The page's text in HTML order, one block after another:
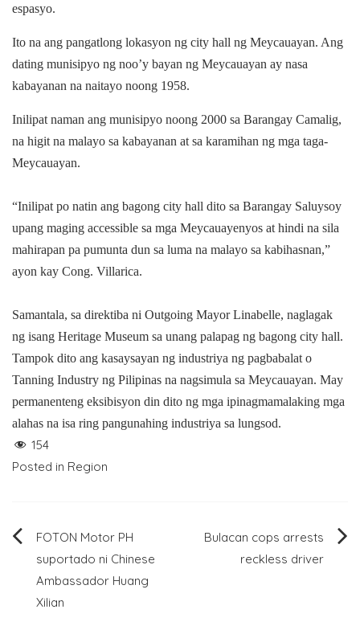
espasyo.
Ito na ang pangatlong lokasyon ng city hall ng Meycauayan. Ang
dating munisipyo ng noo’y bayan ng Meycauayan ay nasa
kabayanan na naitayo noong 1958.
Inilipat naman ang munisipyo noong 2000 sa Barangay Camalig,
na higit na malayo sa kabayanan at sa karamihan ng mga taga-
Meycauayan.
“Inilipat po natin ang bagong city hall dito sa Barangay Saluysoy
upang maging accessible sa mga Meycauayenyos at hindi na sila
mahirapan pa pumunta dun sa luma na malayo sa kabihasnan,”
ayon kay Cong. Villarica.
Samantala, sa direktiba ni Outgoing Mayor Linabelle, naglagak
ng isang Heritage Museum sa unang palapag ng bagong city hall.
Tampok dito ang kasaysayan ng industriya ng pagbabalat o
Tanning Industry ng Pilipinas na nagsimula sa Meycauayan. May
permanenteng eksibisyon din dito ng mga ipinagmamalaking mga
alahas na isa ring pangunahing industriya sa lungsod.
154
Posted in Region
Post
navigation
FOTON Motor PH
suportado ni Chinese
Ambassador Huang
Xilian
Bulacan cops arrests
reckless driver